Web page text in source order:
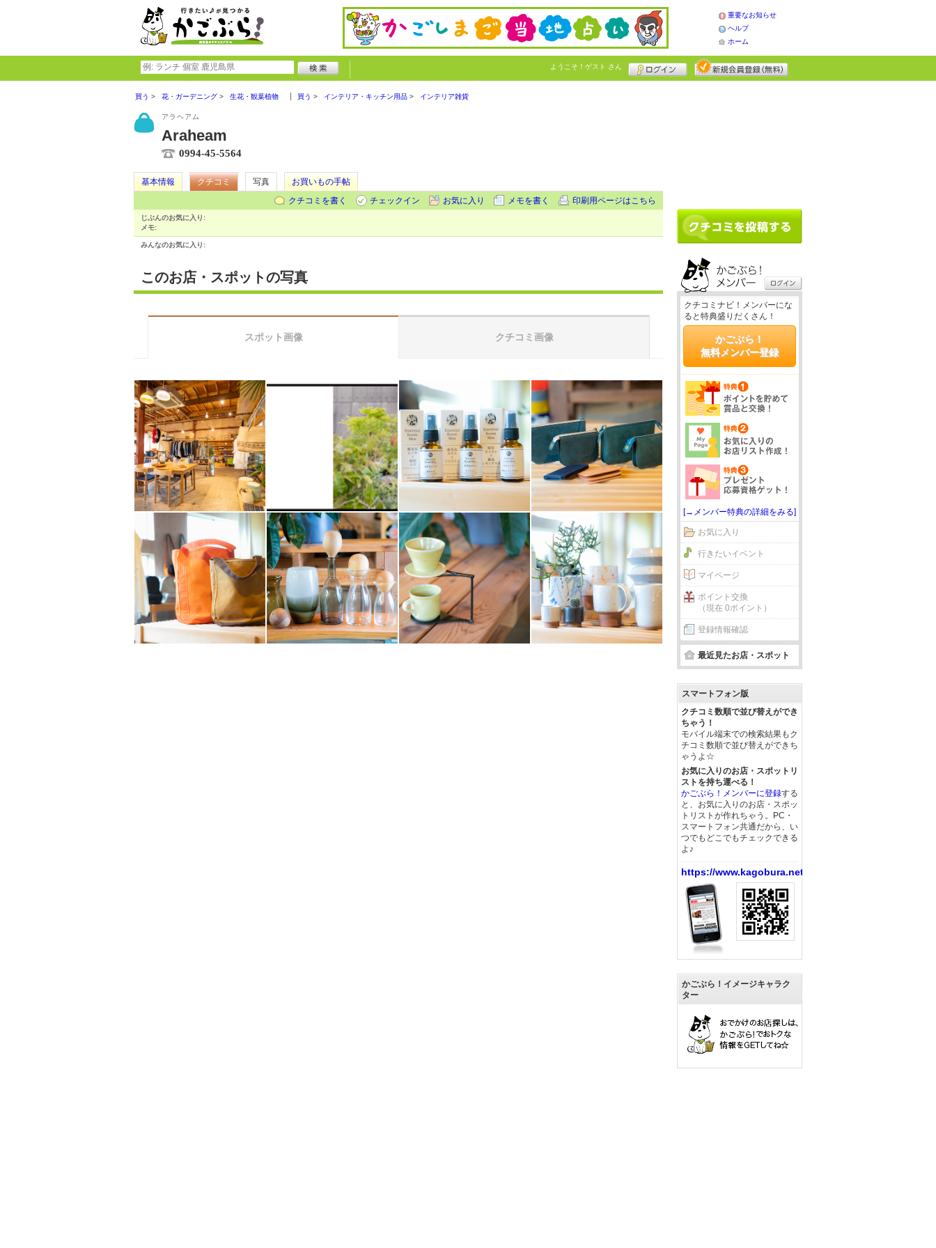
重要なお知らせ
ヘルプ
ホーム
ようこそ！ ゲスト さん
買う 花・ガーデニング 生花・観葉植物 買う インテリア・キッチン用品 インテリア雑貨
アラヘアム
Araheam
0994-45-5564
基本情報 クチコミ 写真
お買いもの手帖
クチコミを書く
チェックイン お気に入り メモを書く 印刷用ページはこちら
じぶんのお気に入り:
メモ:
みんなのお気に入り:
このお店・スポットの写真
スポット画像 クチコミ画像
クチコミナビ！メンバーにな
ると特典盛りだくさん！
かごぶら！
無料メンバー登録
[→メンバー特典の詳細をみる]
お気に入り
行きたいイベント
マイページ
ポイント交換
（現在 0ポイント）
登録情報確認
最近見たお店・スポット
スマートフォン版
クチコミ数順で並び替えができ
ちゃう！
モバイル端末での検索結果もク
チコミ数順で並び替えができち
ゃうよ☆
お気に入りのお店・スポットリ
ストを持ち運べる！
かごぶら！メンバーに登録する
と、お気に入りのお店・スポッ
トリストが作れちゃう。PC・
スマートフォン共通だから、い
つでもどこでもチェックできる
よ♪
https://www.kagobura.net/
かごぶら！イメージキャラク
ター